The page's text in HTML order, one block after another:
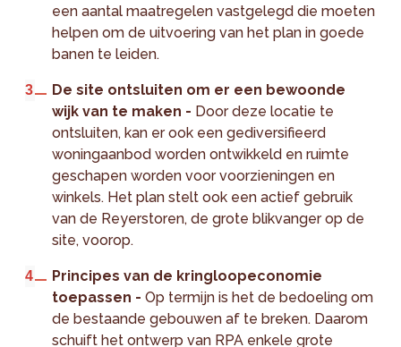
een aantal maatregelen vastgelegd die moeten
helpen om de uitvoering van het plan in goede
banen te leiden.
De site ontsluiten om er een bewoonde
wijk van te maken - Door deze locatie te
ontsluiten, kan er ook een gediversifieerd
woningaanbod worden ontwikkeld en ruimte
geschapen worden voor voorzieningen en
winkels. Het plan stelt ook een actief gebruik
van de Reyerstoren, de grote blikvanger op de
site, voorop.
Principes van de kringloopeconomie
toepassen -Op termijn is het de bedoeling om
de bestaande gebouwen af te breken. Daarom
schuift het ontwerp van RPA enkele grote